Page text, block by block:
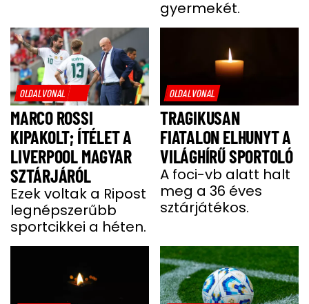
gyermekét.
OLDALVONAL
MARCO ROSSI
KIPAKOLT; ÍTÉLET A
LIVERPOOL MAGYAR
SZTÁRJÁRÓL
Ezek voltak a Ripost
legnépszerűbb
sportcikkei a héten.
OLDALVONAL
TRAGIKUSAN
FIATALON ELHUNYT A
VILÁGHÍRŰ SPORTOLÓ
A foci-vb alatt halt
meg a 36 éves
sztárjátékos.